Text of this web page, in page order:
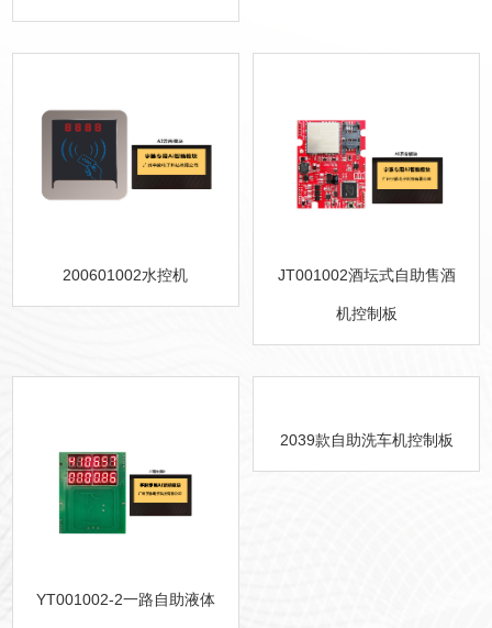
200601002水控机 JT001002酒坛式自助售酒
机控制板
YT001002-2一路自助液体
2039款自助洗车机控制板